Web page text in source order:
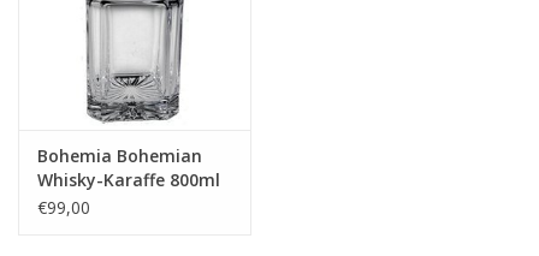
Bohemia Bohemian
Whisky-Karaffe 800ml
€99,00